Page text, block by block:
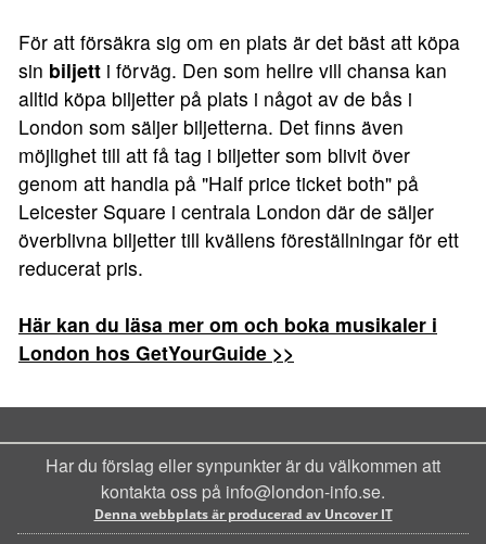
För att försäkra sig om en plats är det bäst att köpa
sin biljett i förväg. Den som hellre vill chansa kan
alltid köpa biljetter på plats i något av de bås i
London som säljer biljetterna. Det finns även
möjlighet till att få tag i biljetter som blivit över
genom att handla på "Half price ticket both" på
Leicester Square i centrala London där de säljer
överblivna biljetter till kvällens föreställningar för ett
reducerat pris.
Här kan du läsa mer om och boka musikaler i
London hos GetYourGuide >>
Har du förslag eller synpunkter är du välkommen att
kontakta oss på info@london-info.se.
Denna webbplats är producerad av Uncover IT